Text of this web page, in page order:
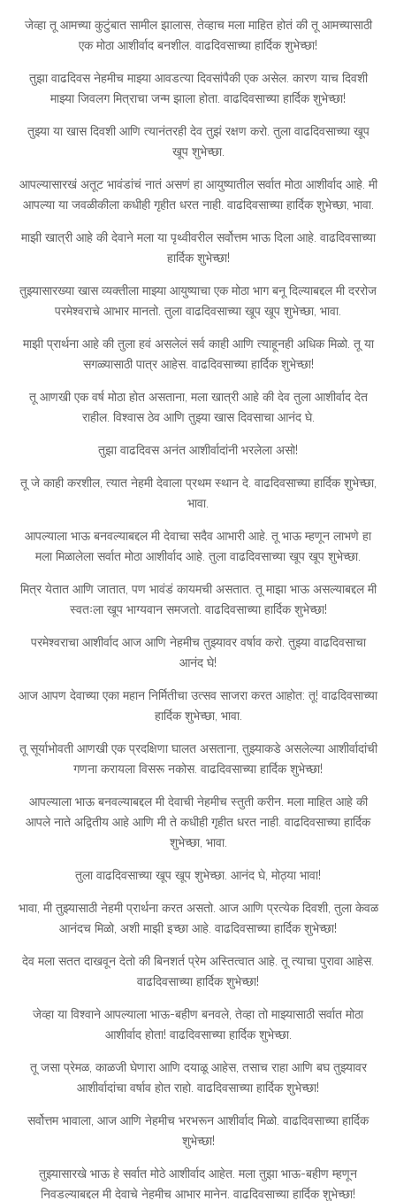
जेव्हा तू आमच्या कुटुंबात सामील झालास, तेव्हाच मला माहित होतं की तू आमच्यासाठी
एक मोठा आशीर्वाद बनशील. वाढदिवसाच्या हार्दिक शुभेच्छा!
तुझा वाढदिवस नेहमीच माझ्या आवडत्या दिवसांपैकी एक असेल. कारण याच दिवशी
माझ्या जिवलग मित्राचा जन्म झाला होता. वाढदिवसाच्या हार्दिक शुभेच्छा!
तुझ्या या खास दिवशी आणि त्यानंतरही देव तुझं रक्षण करो. तुला वाढदिवसाच्या खूप
खूप शुभेच्छा.
आपल्यासारखं अतूट भावंडांचं नातं असणं हा आयुष्यातील सर्वात मोठा आशीर्वाद आहे. मी
आपल्या या जवळीकीला कधीही गृहीत धरत नाही. वाढदिवसाच्या हार्दिक शुभेच्छा, भावा.
माझी खात्री आहे की देवाने मला या पृथ्वीवरील सर्वोत्तम भाऊ दिला आहे. वाढदिवसाच्या
हार्दिक शुभेच्छा!
तुझ्यासारख्या खास व्यक्तीला माझ्या आयुष्याचा एक मोठा भाग बनू दिल्याबद्दल मी दररोज
परमेश्वराचे आभार मानतो. तुला वाढदिवसाच्या खूप खूप शुभेच्छा, भावा.
माझी प्रार्थना आहे की तुला हवं असलेलं सर्व काही आणि त्याहूनही अधिक मिळो. तू या
सगळ्यासाठी पात्र आहेस. वाढदिवसाच्या हार्दिक शुभेच्छा!
तू आणखी एक वर्ष मोठा होत असताना, मला खात्री आहे की देव तुला आशीर्वाद देत
राहील. विश्वास ठेव आणि तुझ्या खास दिवसाचा आनंद घे.
तुझा वाढदिवस अनंत आशीर्वादांनी भरलेला असो!
तू जे काही करशील, त्यात नेहमी देवाला प्रथम स्थान दे. वाढदिवसाच्या हार्दिक शुभेच्छा,
भावा.
आपल्याला भाऊ बनवल्याबद्दल मी देवाचा सदैव आभारी आहे. तू भाऊ म्हणून लाभणे हा
मला मिळालेला सर्वात मोठा आशीर्वाद आहे. तुला वाढदिवसाच्या खूप खूप शुभेच्छा.
मित्र येतात आणि जातात, पण भावंडं कायमची असतात. तू माझा भाऊ असल्याबद्दल मी
स्वतःला खूप भाग्यवान समजतो. वाढदिवसाच्या हार्दिक शुभेच्छा!
परमेश्वराचा आशीर्वाद आज आणि नेहमीच तुझ्यावर वर्षाव करो. तुझ्या वाढदिवसाचा
आनंद घे!
आज आपण देवाच्या एका महान निर्मितीचा उत्सव साजरा करत आहोत: तू! वाढदिवसाच्या
हार्दिक शुभेच्छा, भावा.
तू सूर्याभोवती आणखी एक प्रदक्षिणा घालत असताना, तुझ्याकडे असलेल्या आशीर्वादांची
गणना करायला विसरू नकोस. वाढदिवसाच्या हार्दिक शुभेच्छा!
आपल्याला भाऊ बनवल्याबद्दल मी देवाची नेहमीच स्तुती करीन. मला माहित आहे की
आपले नाते अद्वितीय आहे आणि मी ते कधीही गृहीत धरत नाही. वाढदिवसाच्या हार्दिक
शुभेच्छा, भावा.
तुला वाढदिवसाच्या खूप खूप शुभेच्छा. आनंद घे, मोठ्या भावा!
भावा, मी तुझ्यासाठी नेहमी प्रार्थना करत असतो. आज आणि प्रत्येक दिवशी, तुला केवळ
आनंदच मिळो, अशी माझी इच्छा आहे. वाढदिवसाच्या हार्दिक शुभेच्छा!
देव मला सतत दाखवून देतो की बिनशर्त प्रेम अस्तित्वात आहे. तू त्याचा पुरावा आहेस.
वाढदिवसाच्या हार्दिक शुभेच्छा!
जेव्हा या विश्वाने आपल्याला भाऊ-बहीण बनवले, तेव्हा तो माझ्यासाठी सर्वात मोठा
आशीर्वाद होता! वाढदिवसाच्या हार्दिक शुभेच्छा.
तू जसा प्रेमळ, काळजी घेणारा आणि दयाळू आहेस, तसाच राहा आणि बघ तुझ्यावर
आशीर्वादांचा वर्षाव होत राहो. वाढदिवसाच्या हार्दिक शुभेच्छा!
सर्वोत्तम भावाला, आज आणि नेहमीच भरभरून आशीर्वाद मिळो. वाढदिवसाच्या हार्दिक
शुभेच्छा!
तुझ्यासारखे भाऊ हे सर्वात मोठे आशीर्वाद आहेत. मला तुझा भाऊ-बहीण म्हणून
निवडल्याबद्दल मी देवाचे नेहमीच आभार मानेन. वाढदिवसाच्या हार्दिक शुभेच्छा!